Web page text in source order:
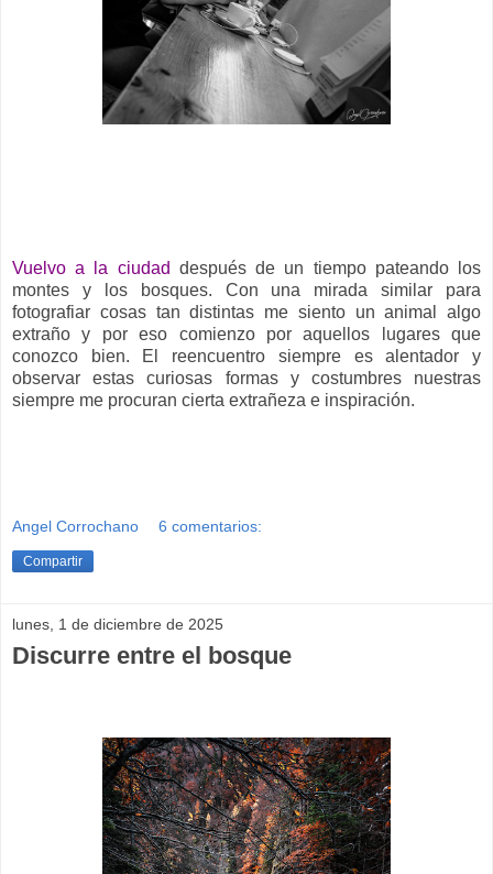
Vuelvo a la ciudad después de un tiempo pateando los
montes y los bosques. Con una mirada similar para
fotografiar cosas tan distintas me siento un animal algo
extraño y por eso comienzo por aquellos lugares que
conozco bien. El reencuentro siempre es alentador y
observar estas curiosas formas y costumbres nuestras
siempre me procuran cierta extrañeza e inspiración.
Angel Corrochano 6 comentarios:
Compartir
lunes, 1 de diciembre de 2025
Discurre entre el bosque